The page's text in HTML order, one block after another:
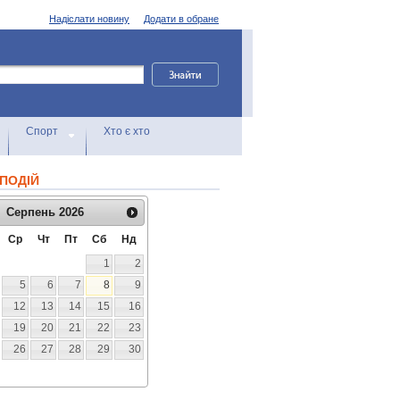
Додати в обране
Надіслати новину
Спорт Хто є хто
Серпень 2026
Ср Чт Пт Сб
Нд
1
2
5 6 7 8
9
12 13 14 15
16
19 20 21 22
23
26 27 28 29
30